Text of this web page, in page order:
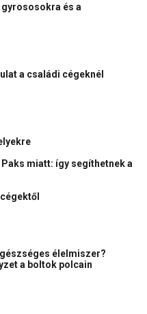
gyrososokra és a
a családi cégeknél
miatt: így segíthetnek a
élelmiszer?
a boltok polcain